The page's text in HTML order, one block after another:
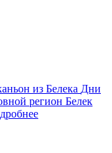
из Белека Дни
регион Белек